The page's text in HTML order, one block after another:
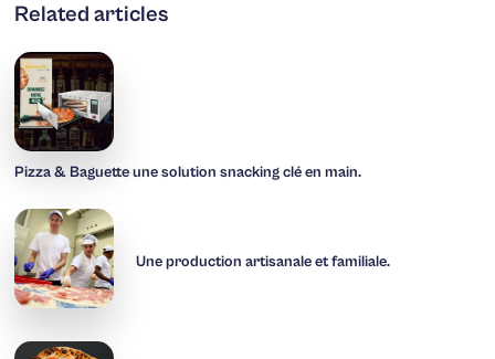
Related articles
Pizza & Baguette une solution snacking clé en main.
Une production artisanale et familiale.